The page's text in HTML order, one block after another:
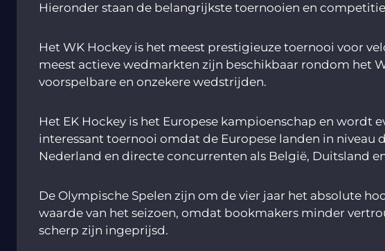
Hieronder staan de belangrijkste toernooien en
Het WK Hockey is het meest prestigieuze toernooi voor
meest actieve wedmarkten zijn beschikbaar rondom het
voorspelbare en onzekere wedstrijden.
Het EK Hockey is het Europese kampioenschap en wordt
interessant toernooi omdat de Europese landen in
Nederland en directe concurrenten als België, Duitsland
De Olympische Spelen zijn om de vier jaar het absolute
waarde van het seizoen, omdat bookmakers minder
scherp zijn ingeprijsd.